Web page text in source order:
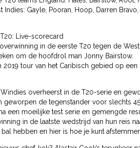
Indies: Gayle, Pooran, Hoop, Darren
Live-scorecard
in de eerste T20 tegen de
om de hoofdrol man Jonny Bairstow.
2019 tour van het Caribisch gebied op
Windies overheerst in de T20-serie en
geworpen de tegenstander voor slechts
een moeilijke test serie en gemengde
in de laatste wedstrijd van hun reis
hebben en hier is hoe je kunt